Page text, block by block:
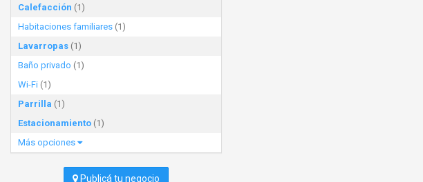
Calefacción (1)
Habitaciones familiares (1)
Lavarropas (1)
Baño privado (1)
Wi-Fi (1)
Parrilla (1)
Estacionamiento (1)
Más opciones
Publicá tu negocio